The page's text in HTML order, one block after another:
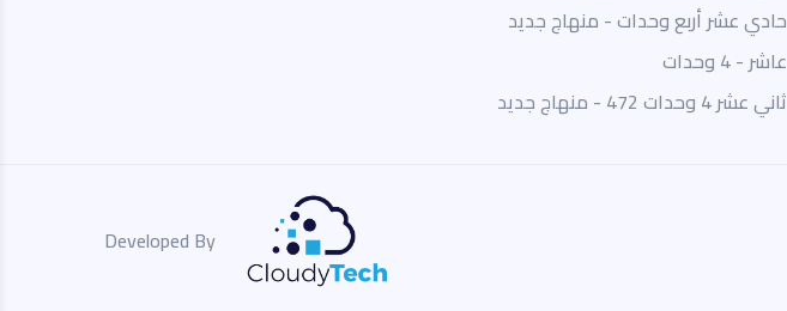
حادي عشر أربع وحدات - منهاج جديد
عاشر - 4 وحدات
ثاني عشر 4 وحدات 472 - منهاج جديد
Developed By